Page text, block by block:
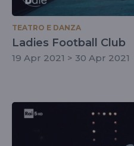
TEATRO E DANZA
Ladies Football Club
19 Apr 2021 > 30 Apr 2021